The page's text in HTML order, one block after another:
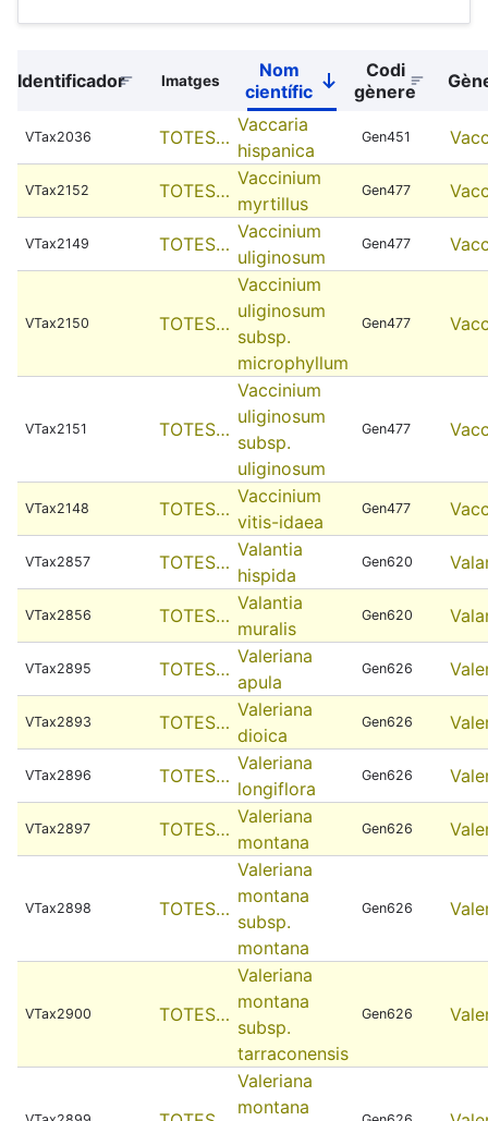
Identificador Imatges
Nom
científic
Sort
descending
Codi
gènere
VTax2036 TOTES…
Vaccaria
hispanica
Gen451
VTax2152 TOTES…
Vaccinium
myrtillus
Gen477
VTax2149 TOTES…
Vaccinium
uliginosum
Gen477
VTax2150 TOTES…
Vaccinium
uliginosum
subsp.
microphyllum
Gen477
VTax2151 TOTES…
Vaccinium
uliginosum
subsp.
uliginosum
Gen477
VTax2148 TOTES…
Vaccinium
vitis-idaea
Gen477
VTax2857 TOTES…
Valantia
hispida
Gen620
VTax2856 TOTES…
Valantia
muralis
Gen620
VTax2895 TOTES…
Valeriana
apula
Gen626
VTax2893 TOTES…
Valeriana
dioica
Gen626
VTax2896 TOTES…
Valeriana
longiflora
Gen626
VTax2897 TOTES…
Valeriana
montana
Gen626
VTax2898 TOTES…
Valeriana
montana
subsp.
montana
Gen626
VTax2900 TOTES…
Valeriana
montana
subsp.
tarraconensis
Gen626
Valeriana
montana